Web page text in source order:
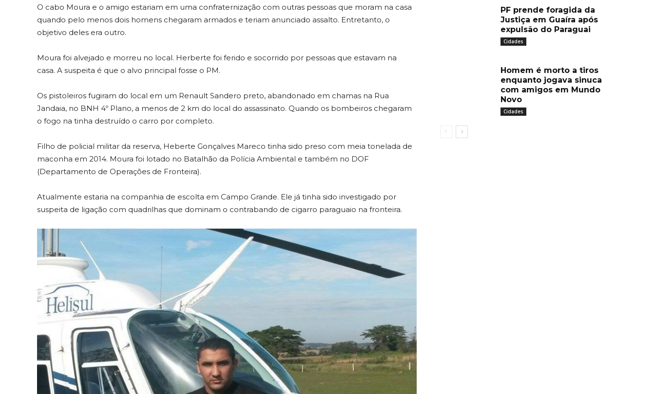
O cabo Moura e o amigo estariam em uma confraternização com outras pessoas que moram na casa
quando pelo menos dois homens chegaram armados e teriam anunciado assalto. Entretanto, o
objetivo deles era outro.
Moura foi alvejado e morreu no local. Herberte foi ferido e socorrido por pessoas que estavam na
casa. A suspeita é que o alvo principal fosse o PM.
Os pistoleiros fugiram do local em um Renault Sandero preto, abandonado em chamas na Rua
Jandaia, no BNH 4º Plano, a menos de 2 km do local do assassinato. Quando os bombeiros chegaram
o fogo na tinha destruído o carro por completo.
Filho de policial militar da reserva, Heberte Gonçalves Mareco tinha sido preso com meia tonelada de
maconha em 2014. Moura foi lotado no Batalhão da Polícia Ambiental e também no DOF
(Departamento de Operações de Fronteira).
Atualmente estaria na companhia de escolta em Campo Grande. Ele já tinha sido investigado por
suspeita de ligação com quadrilhas que dominam o contrabando de cigarro paraguaio na fronteira.
PF prende foragida da
Justiça em Guaíra após
expulsão do Paraguai
Cidades
Homem é morto a tiros
enquanto jogava sinuca
com amigos em Mundo
Novo
Cidades